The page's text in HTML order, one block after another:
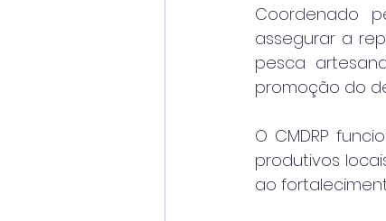
Coordenado
assegurar a
pesca
promoção do
O CMDRP
produtivos
ao